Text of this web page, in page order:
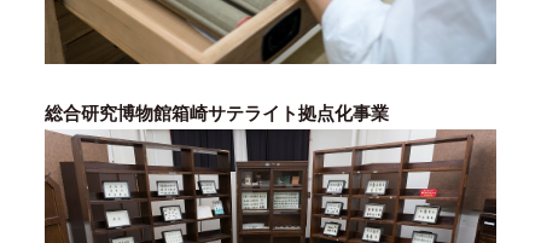
総合研究博物館箱崎サテライト拠点化事業